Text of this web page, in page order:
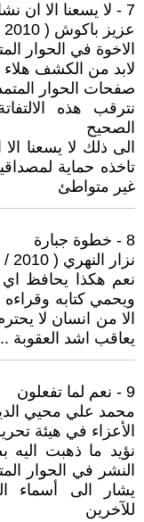
7 - لا يسعنا الا ان نشاطر
عزيز باكوش ( 2010 / 10 / 29 - 21:03 )
الاخوة في الحوار
لابد من الكشف هلاء
صفحات الحوار
نترقب هذه
الصحيح
الى ذلك لا يسعنا
تاخذه حماية
غير متواطئ
8 - خطوة جبارة
نزار النهري ( 2010 / 10 / 29 - 21:09 )
نعم هكذا يحافظ
ويحمي كتابه وقراءه
الا من انسان لا
يعاقب اشد العقوبة ..
9 - نعم لما تفعلون
محمد علي محيي الدين ( 2010 / 10 / 29
الأعزاء في هيئة
نؤيد ما ذهبت
النشر في الحوار
يشار الى أسماء
للآخرين